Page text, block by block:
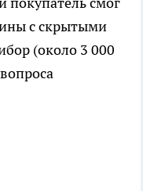
с скрытыми
(около 3 000